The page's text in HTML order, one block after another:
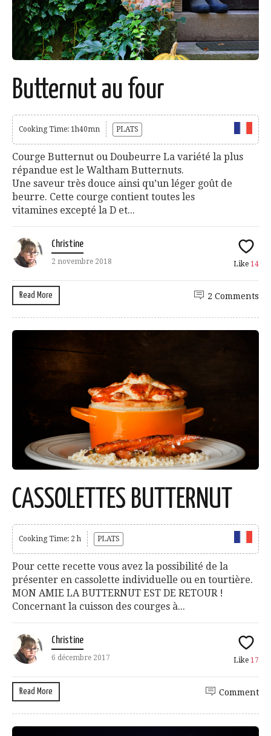
Butternut au four
Cooking Time: 1h40mn PLATS
Courge Butternut ou Doubeurre La variété la plus
répandue est le Waltham Butternuts.
Une saveur très douce ainsi qu’un léger goût de
beurre. Cette courge contient toutes les
vitamines excepté la D et...
Christine
2 novembre 2018 Like 14
Read More 2 Comments
CASSOLETTES BUTTERNUT
Cooking Time: 2 h PLATS
Pour cette recette vous avez la possibilité de la
présenter en cassolette individuelle ou en tourtière.
MON AMIE LA BUTTERNUT EST DE RETOUR !
Concernant la cuisson des courges à...
Christine
6 décembre 2017 Like 17
Read More Comment